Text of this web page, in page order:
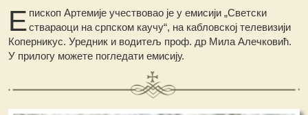
Е пископ Артемије учествовао је у емисији „Светски
ствараоци на српском каучу“, на кабловској телевизији
Коперникус. Уредник и водитељ проф. др Мила Алечковић.
У прилогу можете погледати емисију.